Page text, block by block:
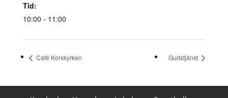
Tid:
10:00 - 11:00
Café Korskyrkan Gudstjänst